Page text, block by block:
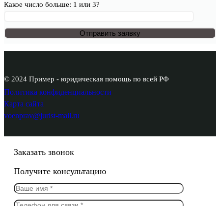
Какое число больше: 1 или 3?
© 2024 Пример - юридическая помощь по всей РФ
Политика конфиденциальности
Карта сайта
voenprav@jurist-mail.ru
Заказать звонок
Получите консультацию